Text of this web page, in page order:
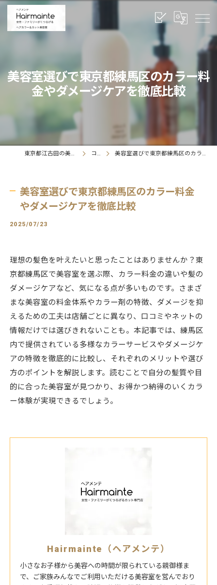
美容室選びで東京都練馬区のカラー料
金やダメージケアを徹底比較
東京都江古田の美容室ならヘアメンテ コラム 美容室選びで東京都練馬区のカラー料金やダメージケアを徹底比較
美容室選びで東京都練馬区のカラー料金
やダメージケアを徹底比較
2025/07/23
理想の髪色を叶えたいと思ったことはありませんか？東
京都練馬区で美容室を選ぶ際、カラー料金の違いや髪の
ダメージケアなど、気になる点が多いものです。さまざ
まな美容室の料金体系やカラー剤の特徴、ダメージを抑
えるための工夫は店舗ごとに異なり、口コミやネットの
情報だけでは選びきれないことも。本記事では、練馬区
内で提供されている多様なカラーサービスやダメージケ
アの特徴を徹底的に比較し、それぞれのメリットや選び
方のポイントを解説します。読むことで自分の髪質や目
的に合った美容室が見つかり、お得かつ納得のいくカラ
ー体験が実現できるでしょう。
Hairmainte（ヘアメンテ）
小さなお子様から美容への時間が限られている親御様ま
で、ご家族みんなでご利用いただける美容室を営んでおり